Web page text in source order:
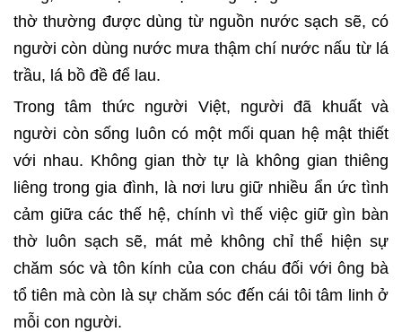
thờ thường được dùng từ nguồn nước sạch sẽ, có
người còn dùng nước mưa thậm chí nước nấu từ lá
trầu, lá bồ đề để lau.
Trong tâm thức người Việt, người đã khuất và
người còn sống luôn có một mối quan hệ mật thiết
với nhau. Không gian thờ tự là không gian thiêng
liêng trong gia đình, là nơi lưu giữ nhiều ẩn ức tình
cảm giữa các thế hệ, chính vì thế việc giữ gìn bàn
thờ luôn sạch sẽ, mát mẻ không chỉ thể hiện sự
chăm sóc và tôn kính của con cháu đối với ông bà
tổ tiên mà còn là sự chăm sóc đến cái tôi tâm linh ở
mỗi con người.